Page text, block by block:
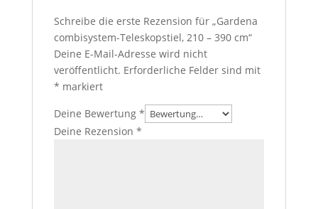
Schreibe die erste Rezension für „Gardena
combisystem-Teleskopstiel, 210 – 390 cm“
Deine E-Mail-Adresse wird nicht
veröffentlicht. Erforderliche Felder sind mit
* markiert
Deine Bewertung *
Deine Rezension *